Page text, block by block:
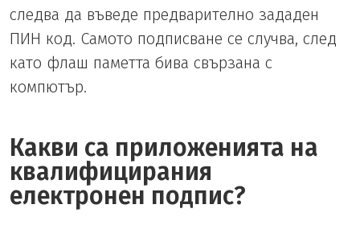
следва да въведе предварително зададен
ПИН код. Самото подписване се случва, след
като флаш паметта бива свързана с
компютър.
Какви са приложенията на
квалифицирания
електронен подпис?